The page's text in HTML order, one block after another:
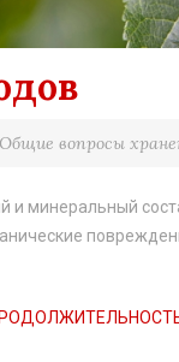
Общие вопросы
и минеральный